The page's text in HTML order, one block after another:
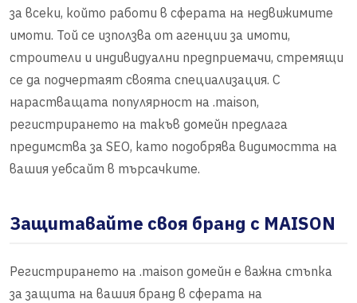
за всеки, който работи в сферата на недвижимите
имоти. Той се използва от агенции за имоти,
строители и индивидуални предприемачи, стремящи
се да подчертаят своята специализация. С
нарастващата популярност на .maison,
регистрирането на такъв домейн предлага
предимства за SEO, като подобрява видимостта на
вашия уебсайт в търсачките.
Защитавайте своя бранд с MAISON
Регистрирането на .maison домейн е важна стъпка
за защита на вашия бранд в сферата на